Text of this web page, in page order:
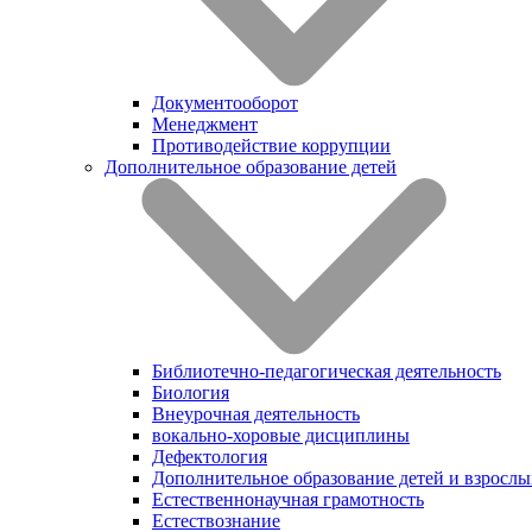
Документооборот
Менеджмент
Противодействие коррупции
Дополнительное образование детей
Библиотечно-педагогическая деятельность
Биология
Внеурочная деятельность
вокально-хоровые дисциплины
Дефектология
Дополнительное образование детей и
Естественнонаучная грамотность
Естествознание